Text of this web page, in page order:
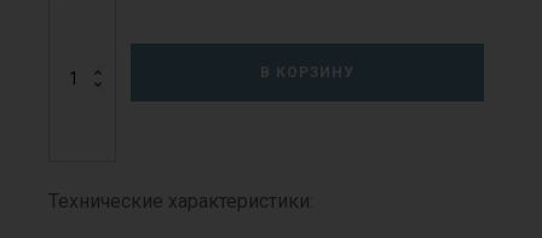
В КОРЗИНУ
Технические характеристики: